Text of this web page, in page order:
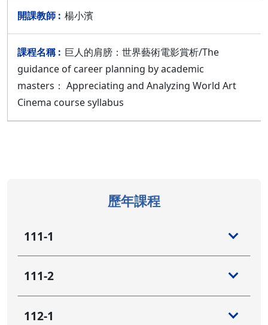
楊小濱
巨人的肩膀：世界藝術電影賞析/The
guidance of career planning by academic
masters： Appreciating and Analyzing World Art
Cinema course syllabus
歷年課程
111-1
111-2
112-1